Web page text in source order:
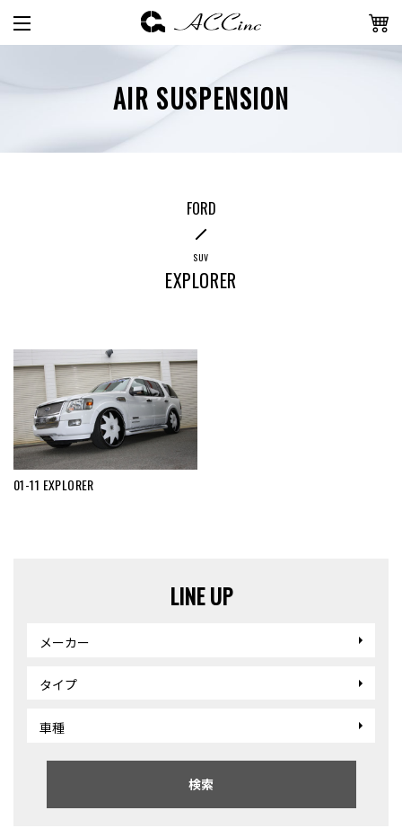
AIR SUSPENSION
FORD
SUV
EXPLORER
01-11 EXPLORER
LINE UP
メーカー
タイプ
車種
検索